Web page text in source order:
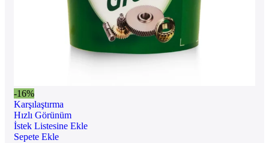
-16%
Karşılaştırma
Hızlı Görünüm
İstek Listesine Ekle
Sepete Ekle